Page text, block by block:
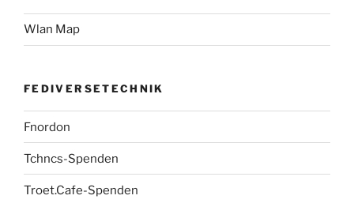
Wlan Map
FEDIVERSETECHNIK
Fnordon
Tchncs-Spenden
Troet.Cafe-Spenden